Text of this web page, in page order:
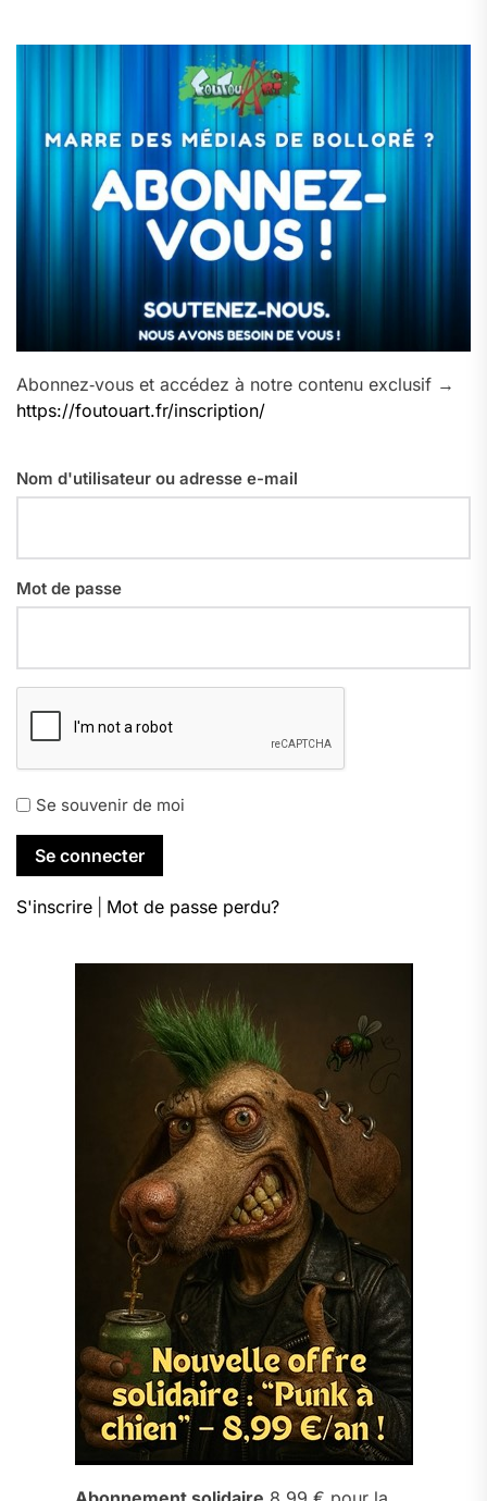
Abonnez‑vous et accédez à notre contenu exclusif →
https://foutouart.fr/inscription/
Nom d'utilisateur ou adresse e-mail
Mot de passe
Se souvenir de moi
S'inscrire Mot de passe perdu?